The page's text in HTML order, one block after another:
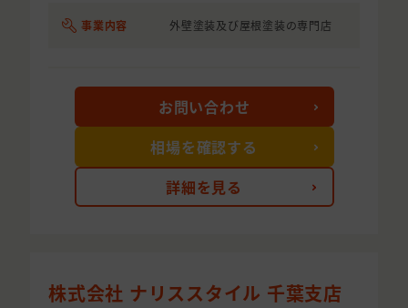
事業内容 外壁塗装及び屋根塗装の専門店
詳細を見る
お問い合わせ
相場を確認する
株式会社 ナリススタイル 千葉支店